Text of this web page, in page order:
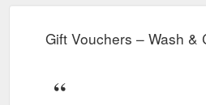
Gift Vouchers – Wash &